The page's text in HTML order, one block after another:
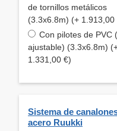
de tornillos metálicos
(3.3x6.8m) (+ 1.913,00
Con pilotes de PVC
ajustable) (3.3x6.8m)
1.331,00 €)
Sistema de
acero Ruukki